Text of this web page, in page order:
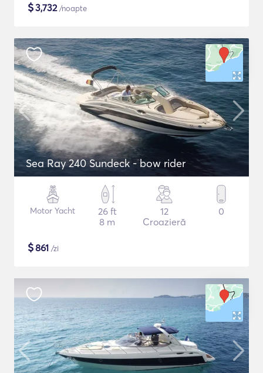
$3,732/noapte
Sea Ray 240 Sundeck - bow rider
Motor Yacht
26 ft
8 m
12
Croazieră
0
$861 /zi